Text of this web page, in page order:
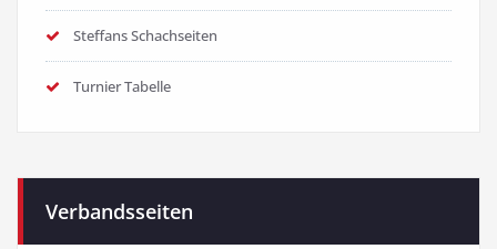
Steffans Schachseiten
Turnier Tabelle
Verbandsseiten